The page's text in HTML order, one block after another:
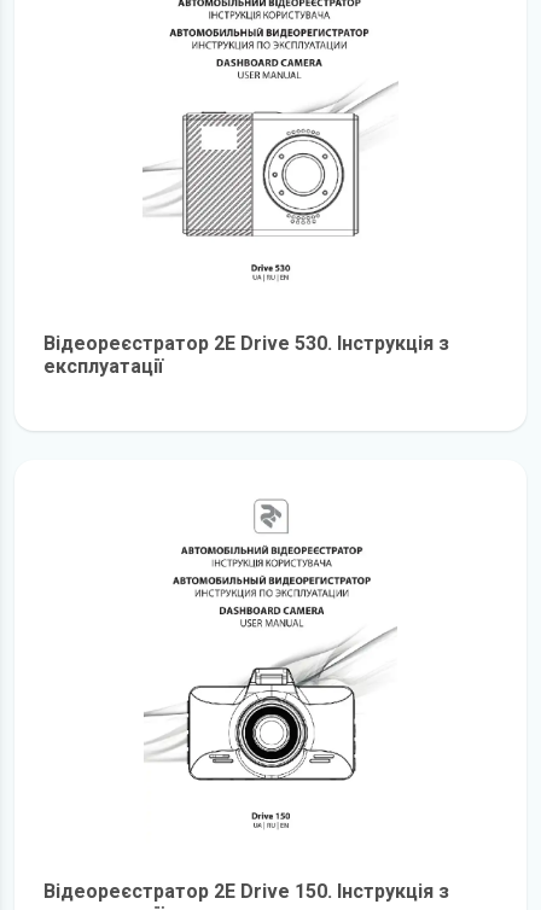
Відеореєстратор 2E Drive 530. Інструкція з
експлуатації
Відеореєстратор 2E Drive 150. Інструкція з